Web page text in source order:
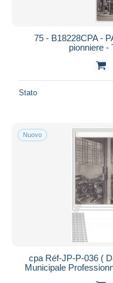
75 - B18228CPA -
pionniere -
Stato
Nuovo
cpa Réf-JP-P-036 (
Municipale